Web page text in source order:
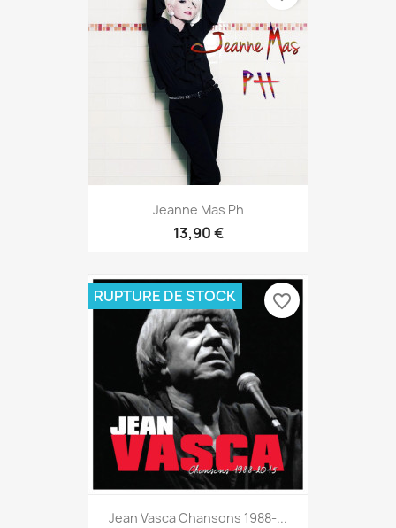
Jeanne Mas Ph
13,90 €
Jean Vasca Chansons 1988-...
RUPTURE DE STOCK favorite_border